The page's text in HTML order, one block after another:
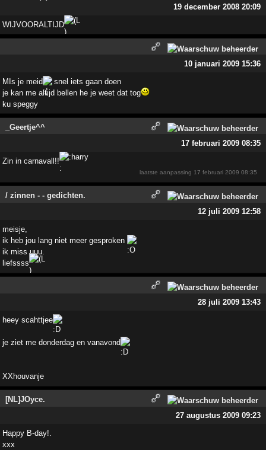
19 december 2008 20:09
WIJVOORALTIJD
10 januari 2009 15:36
MIs je meid
snel iets gaan doen
je kan me altijd bellen he je weet dat tog
ku speggy
_Geertje^^
17 februari 2009 08:35
Zin in carnavall!!
laatste aanpassing 17 februari 2009 08:35
/ zinnen - - gedichten.
12 juli 2009 12:58
meisje,
ik heb jou lang niet meer gesproken
ik miss uuu.
liefssss
28 juli 2009 13:43
heey scahttjee
je ziet me donderdag en vanavond
XXhouvanje
[NL]JOyce.
27 augustus 2009 09:23
Happy B-day!.
xxx